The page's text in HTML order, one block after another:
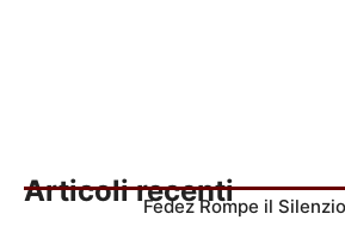
Articoli recenti
Fedez Rompe il